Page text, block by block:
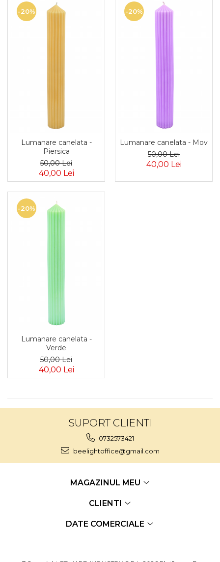
-20%
Lumanare canelata -
Piersica
50,00 Lei
40,00 Lei
-20%
Lumanare canelata - Mov
50,00 Lei
40,00 Lei
-20%
Lumanare canelata -
Verde
50,00 Lei
40,00 Lei
SUPORT CLIENTI
0732573421
beelightoffice@gmail.com
MAGAZINUL MEU
CLIENTI
DATE COMERCIALE